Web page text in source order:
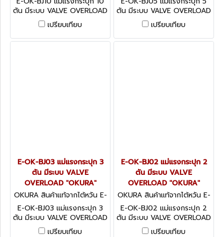
ตัน มีระบบ VALVE OVERLOAD
"OKURA"
เปรียบเทียบ
ตัน มีระบบ VALVE OVERLOAD
"OKURA"
เปรียบเทียบ
E-OK-BJ03 แม่แรงกระปุก 3
ตัน มีระบบ VALVE
OVERLOAD "OKURA"
OKURA สินค้าแท้จากไต้หวัน E-
OK-BJ03
E-OK-BJ03 แม่แรงกระปุก 3
ตัน มีระบบ VALVE OVERLOAD
"OKURA"
เปรียบเทียบ
E-OK-BJ02 แม่แรงกระปุก 2
ตัน มีระบบ VALVE
OVERLOAD "OKURA"
OKURA สินค้าแท้จากไต้หวัน E-
OK-BJ02
E-OK-BJ02 แม่แรงกระปุก 2
ตัน มีระบบ VALVE OVERLOAD
"OKURA"
เปรียบเทียบ